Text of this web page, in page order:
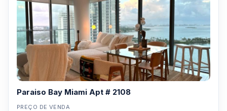
Paraiso Bay Miami Apt # 2108
PREÇO DE VENDA